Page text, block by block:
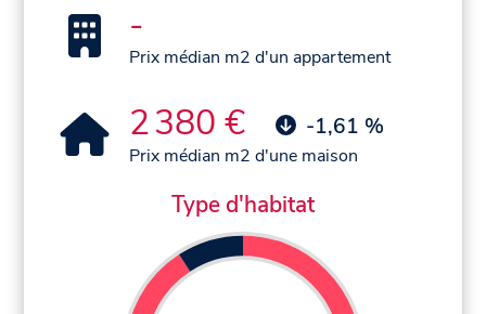
-
Prix médian m2 d'un appartement
2 380 € -1,61 %
Prix médian m2 d'une maison
Type d'habitat